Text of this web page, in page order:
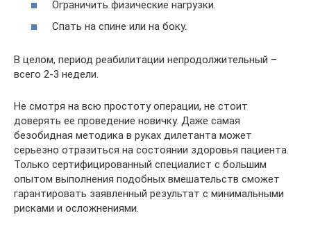
Ограничить физические нагрузки.
Спать на спине или на боку.
В целом, период реабилитации непродолжительный –
всего 2-3 недели.
Не смотря на всю простоту операции, не стоит
доверять ее проведение новичку. Даже самая
безобидная методика в руках дилетанта может
серьезно отразиться на состоянии здоровья пациента.
Только сертифицированный специалист с большим
опытом выполнения подобных вмешательств сможет
гарантировать заявленный результат с минимальными
рисками и осложнениями.